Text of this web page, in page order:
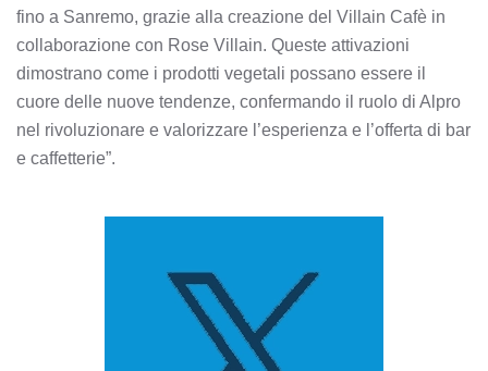
fino a Sanremo, grazie alla creazione del Villain Cafè in
collaborazione con Rose Villain. Queste attivazioni
dimostrano come i prodotti vegetali possano essere il
cuore delle nuove tendenze, confermando il ruolo di Alpro
nel rivoluzionare e valorizzare l’esperienza e l’offerta di bar
e caffetterie”.